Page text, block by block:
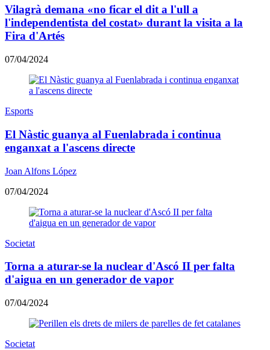
Vilagrà demana «no ficar el dit a l'ull a
l'independentista del costat» durant la visita a la
Fira d'Artés
07/04/2024
Esports
El Nàstic guanya al Fuenlabrada i continua
enganxat a l'ascens directe
Joan Alfons López
07/04/2024
Societat
Torna a aturar-se la nuclear d'Ascó II per falta
d'aigua en un generador de vapor
07/04/2024
Societat